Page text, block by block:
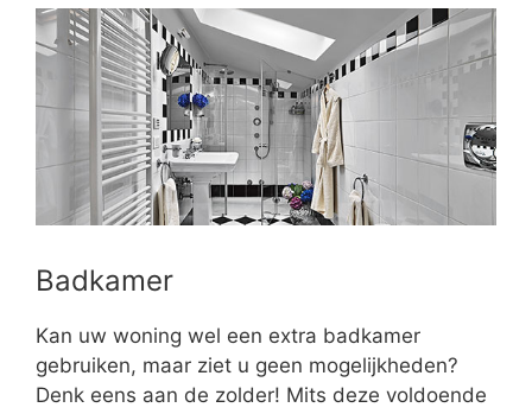
Badkamer
Kan uw woning wel een extra badkamer
gebruiken, maar ziet u geen mogelijkheden?
Denk eens aan de zolder! Mits deze voldoende